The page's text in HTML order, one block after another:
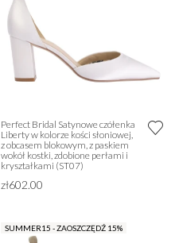
Perfect Bridal Satynowe czółenka
Liberty w kolorze kości słoniowej,
z obcasem blokowym, z paskiem
wokół kostki, zdobione perłami i
kryształkami (ST07)
zł602.00
SUMMER15 - ZAOSZCZĘDŹ 15%